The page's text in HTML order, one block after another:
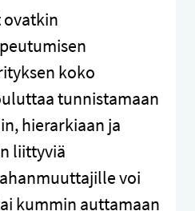
ovatkin
koko
tunnistamaan
hierarkiaan ja
liittyviä
voi
kummin auttamaan